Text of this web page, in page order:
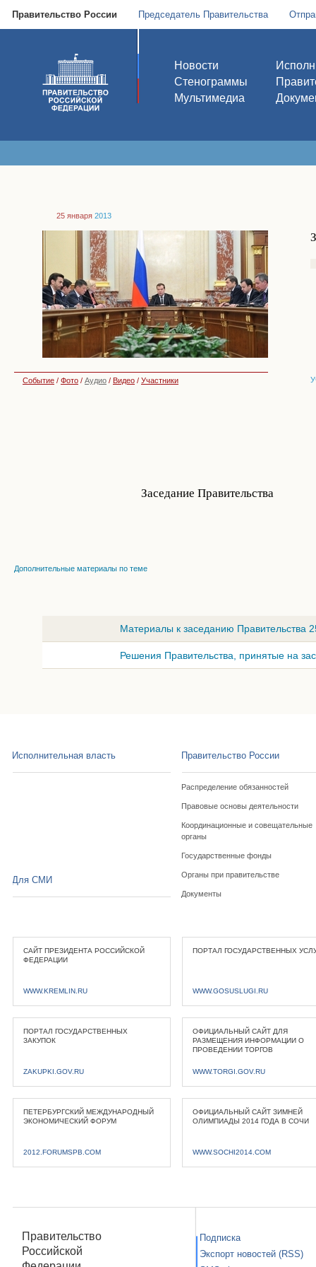
Правительство России Председатель Правительства
Новости
Стенограммы
Мультимедиа
25 января 2013
Событие / Фото / Аудио / Видео / Участники
Заседание Правительства
Дополнительные материалы по теме
Материалы к заседанию Правительства
Решения Правительства, принятые на
Исполнительная власть Правительство России
Распределение обязанностей
Правовые основы деятельности
Координационные и совещательные
органы
Государственные фонды
Органы при правительстве
Документы
Для СМИ
САЙТ ПРЕЗИДЕНТА РОССИЙСКОЙ
ФЕДЕРАЦИИ
WWW.KREMLIN.RU
ПОРТАЛ ГОСУДАРСТВЕННЫХ
WWW.GOSUSLUGI.RU
ПОРТАЛ ГОСУДАРСТВЕННЫХ
ЗАКУПОК
ZAKUPKI.GOV.RU
ОФИЦИАЛЬНЫЙ САЙТ ДЛЯ
РАЗМЕЩЕНИЯ ИНФОРМАЦИИ О
ПРОВЕДЕНИИ ТОРГОВ
WWW.TORGI.GOV.RU
ПЕТЕРБУРГСКИЙ МЕЖДУНАРОДНЫЙ
ЭКОНОМИЧЕСКИЙ ФОРУМ
2012.FORUMSPB.COM
ОФИЦИАЛЬНЫЙ САЙТ ЗИМНЕЙ
ОЛИМПИАДЫ 2014 ГОДА В СОЧИ
WWW.SOCHI2014.COM
Правительство
Российской
Подписка
Экспорт новостей (RSS)